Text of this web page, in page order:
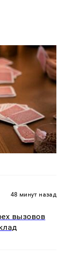
48 минут назад
вызовов